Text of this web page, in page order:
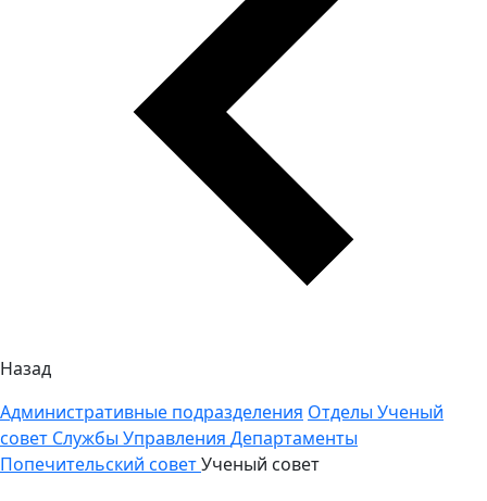
Назад
Административные подразделения Отделы Ученый
совет Службы Управления Департаменты
Попечительский советУченый совет